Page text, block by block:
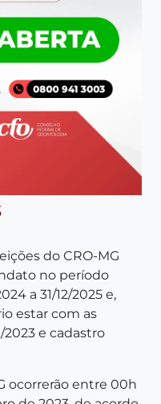
do CRO-MG
no período
a 31/12/2025 e,
estar com as
e cadastro
ocorrerão entre 00h